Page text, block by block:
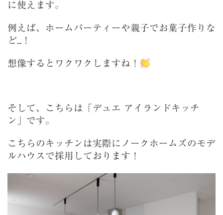
に使えます。
例えば、ホームパーティーや親子でお菓子作りな
ど...！
想像するとワクワクしますね！
そして、こちらは「デュエ アイランドキッチ
ン」です。
こちらのキッチンは実際にノークホームズのモデ
ルハウスで採用しております！